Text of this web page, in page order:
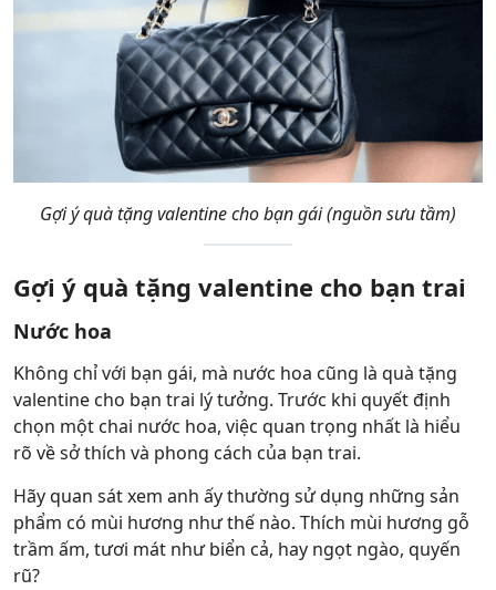
Gợi ý quà tặng valentine cho bạn gái (nguồn sưu tầm)
Gợi ý quà tặng valentine cho bạn trai
Nước hoa
Không chỉ với bạn gái, mà nước hoa cũng là quà tặng
valentine cho bạn trai lý tưởng. Trước khi quyết định
chọn một chai nước hoa, việc quan trọng nhất là hiểu
rõ về sở thích và phong cách của bạn trai.
Hãy quan sát xem anh ấy thường sử dụng những sản
phẩm có mùi hương như thế nào. Thích mùi hương gỗ
trầm ấm, tươi mát như biển cả, hay ngọt ngào, quyến
rũ?